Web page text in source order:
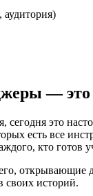
—
это
есть все
кто готов
открывающие
своих историй.